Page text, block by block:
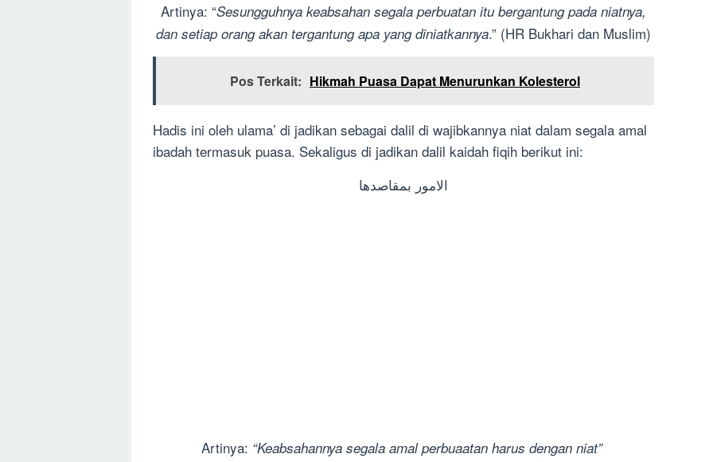
Artinya: “Sesungguhnya keabsahan segala perbuatan itu bergantung pada niatnya,
dan setiap orang akan tergantung apa yang diniatkannya.” (HR Bukhari dan Muslim)
Pos Terkait: Hikmah Puasa Dapat Menurunkan Kolesterol
Hadis ini oleh ulama’ di jadikan sebagai dalil di wajibkannya niat dalam segala amal
ibadah termasuk puasa. Sekaligus di jadikan dalil kaidah fiqih berikut ini:
الامور بمقاصدها
Artinya: “Keabsahannya segala amal perbuaatan harus dengan niat”